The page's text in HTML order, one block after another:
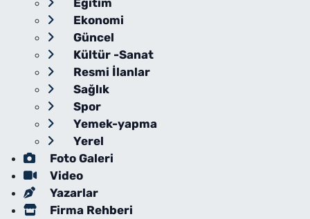
Eğitim
Ekonomi
Güncel
Kültür -Sanat
Resmi İlanlar
Sağlık
Spor
Yemek-yapma
Yerel
Foto Galeri
Video
Yazarlar
Firma Rehberi